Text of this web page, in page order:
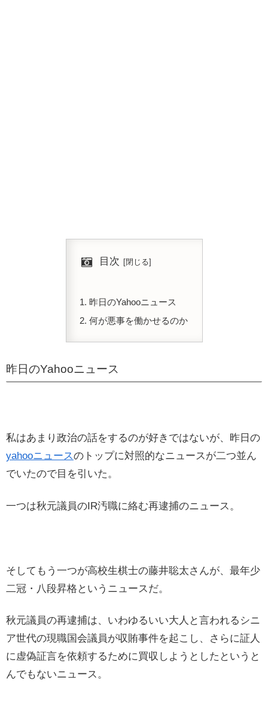
目次
昨日のYahooニュース
何が悪事を働かせるのか
昨日のYahooニュース
私はあまり政治の話をするのが好きではないが、昨日の
yahooニュースのトップに対照的なニュースが二つ並ん
でいたので目を引いた。
一つは秋元議員のIR汚職に絡む再逮捕のニュース。
そしてもう一つが高校生棋士の藤井聡太さんが、最年少
二冠・八段昇格というニュースだ。
秋元議員の再逮捕は、いわゆるいい大人と言われるシニ
ア世代の現職国会議員が収賄事件を起こし、さらに証人
に虚偽証言を依頼するために買収しようとしたというと
んでもないニュース。